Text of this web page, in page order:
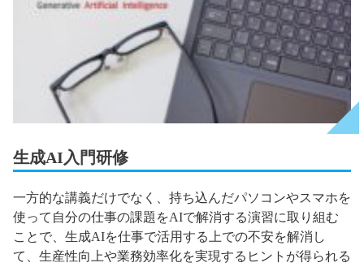
生成AI入門研修
一方的な講義だけでなく、持ち込んだパソコンやスマホを
使って自分の仕事の課題をAIで解消する演習に取り組む
ことで、生成AIを仕事で活用する上での不安を解消し
て、生産性向上や業務効率化を実現するヒントが得られる